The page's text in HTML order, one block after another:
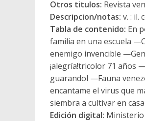
Otros titulos: Revista
Descripcion/notas: v. : il.
Tabla de contenido: En
familia en una escuela
enemigo invencible
¡alegría!tricolor 71 años
guarandol —Fauna
encantame el virus que
siembra a cultivar en
Edición digital: Ministerio